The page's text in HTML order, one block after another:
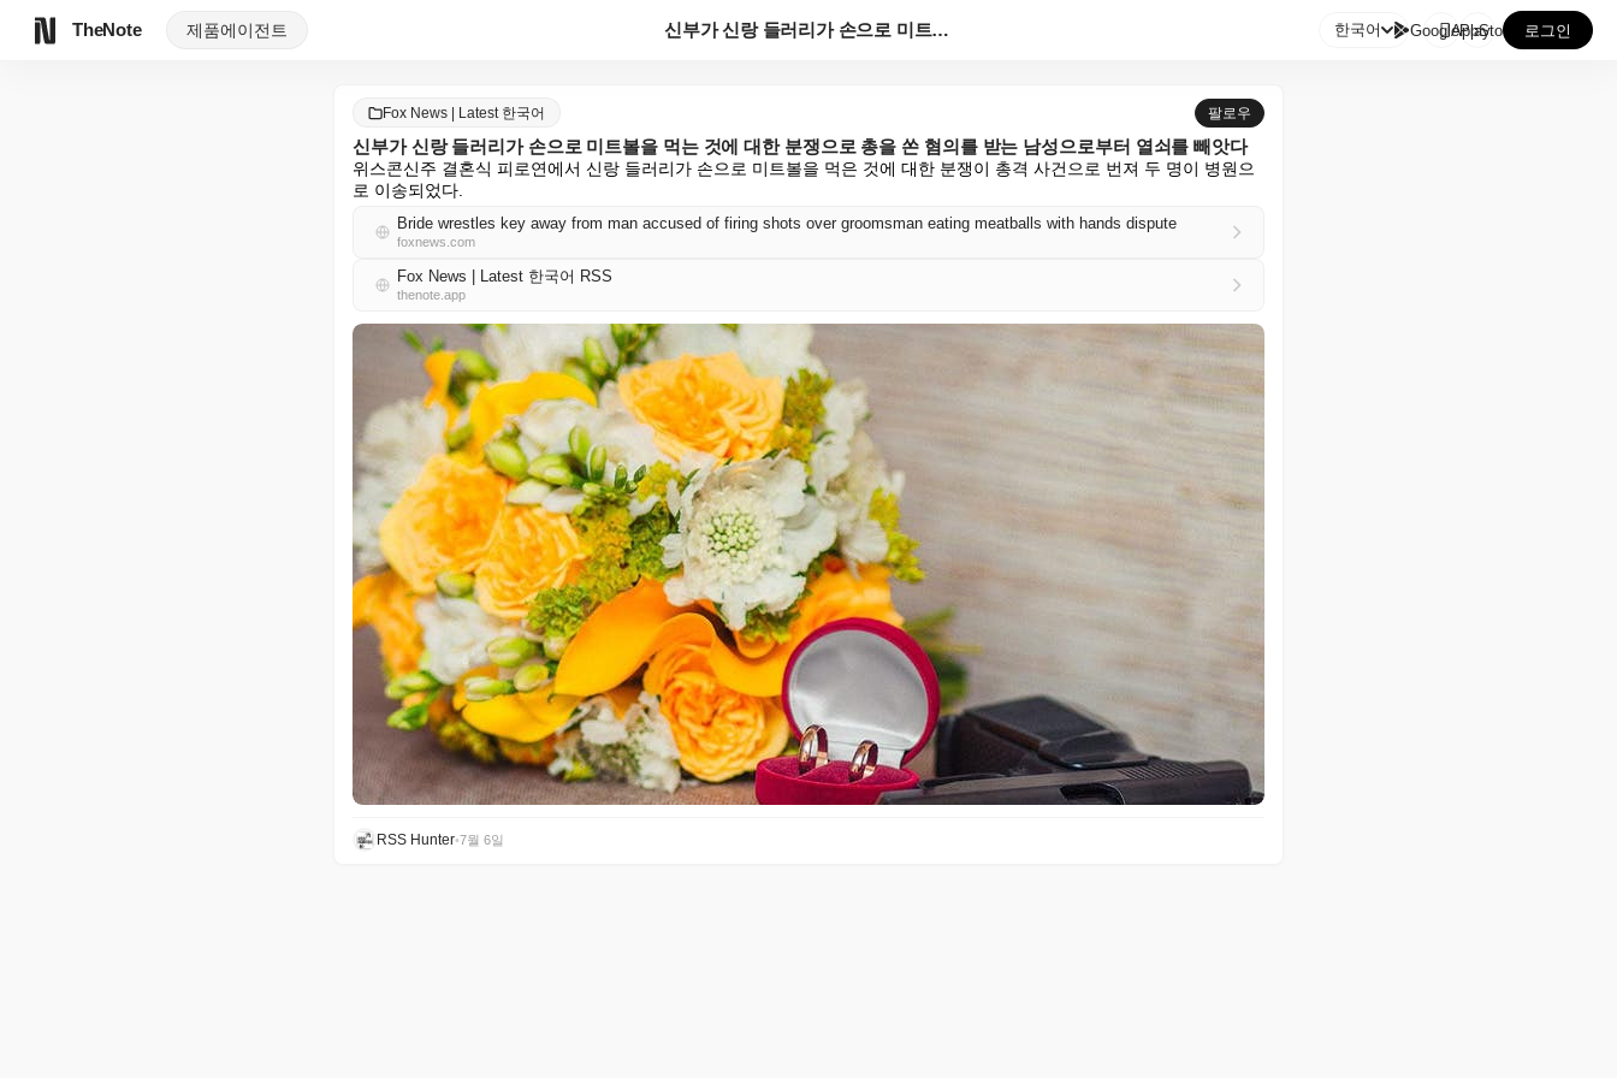
TheNote 제품에이전트 신부가 신랑 들러리가 손으로 미트볼을 먹는 것에 대한 ... 한국어 GooglePlay
AppStore 로그인
Fox News | Latest 한국어 팔로우
신부가 신랑 들러리가 손으로 미트볼을 먹는 것에 대한 분쟁으로 총을 쏜 혐의를 받는 남성으로부터 열쇠를 빼앗다
위스콘신주 결혼식 피로연에서 신랑 들러리가 손으로 미트볼을 먹은 것에 대한 분쟁이 총격 사건으로 번져 두 명이 병원으
로 이송되었다.
Bride wrestles key away from man accused of firing shots over groomsman eating meatballs with hands dispute
foxnews.com
Fox News | Latest 한국어 RSS
thenote.app
RSS Hunter•7월 6일